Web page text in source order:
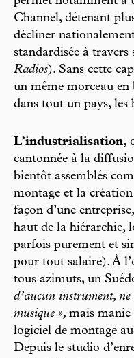
Channel, détenant
décliner
standardisée à travers
Radios). Sans cette
un même morceau en
dans tout un pays, les
L’industrialisation,
cantonnée à la
bientôt assemblés
montage et la
façon d’une
haut de la hiérarchie,
parfois purement et
pour tout salaire). À
tous azimuts, un
d’aucun instrument, ne
musique », mais
logiciel de montage
Depuis le studio